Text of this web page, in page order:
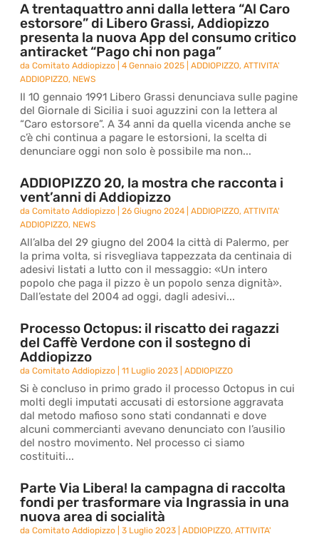
A trentaquattro anni dalla lettera “Al Caro
estorsore” di Libero Grassi, Addiopizzo
presenta la nuova App del consumo critico
antiracket “Pago chi non paga”
daComitato Addiopizzo |4 Gennaio 2025 |ADDIOPIZZO,ATTIVITA'
ADDIOPIZZO, NEWS
Il 10 gennaio 1991 Libero Grassi denunciava sulle pagine
del Giornale di Sicilia i suoi aguzzini con la lettera al
“Caro estorsore”. A 34 anni da quella vicenda anche se
c’è chi continua a pagare le estorsioni, la scelta di
denunciare oggi non solo è possibile ma non...
ADDIOPIZZO 20, la mostra che racconta i
vent’anni di Addiopizzo
daComitato Addiopizzo |26 Giugno 2024 |ADDIOPIZZO,ATTIVITA'
ADDIOPIZZO, NEWS
All’alba del 29 giugno del 2004 la città di Palermo, per
la prima volta, si risvegliava tappezzata da centinaia di
adesivi listati a lutto con il messaggio: «Un intero
popolo che paga il pizzo è un popolo senza dignità».
Dall’estate del 2004 ad oggi, dagli adesivi...
Processo Octopus: il riscatto dei ragazzi
del Caffè Verdone con il sostegno di
Addiopizzo
daComitato Addiopizzo |11 Luglio 2023 |ADDIOPIZZO
Si è concluso in primo grado il processo Octopus in cui
molti degli imputati accusati di estorsione aggravata
dal metodo mafioso sono stati condannati e dove
alcuni commercianti avevano denunciato con l’ausilio
del nostro movimento. Nel processo ci siamo
costituiti...
Parte Via Libera! la campagna di raccolta
fondi per trasformare via Ingrassia in una
nuova area di socialità
daComitato Addiopizzo |3 Luglio 2023 |ADDIOPIZZO,ATTIVITA'